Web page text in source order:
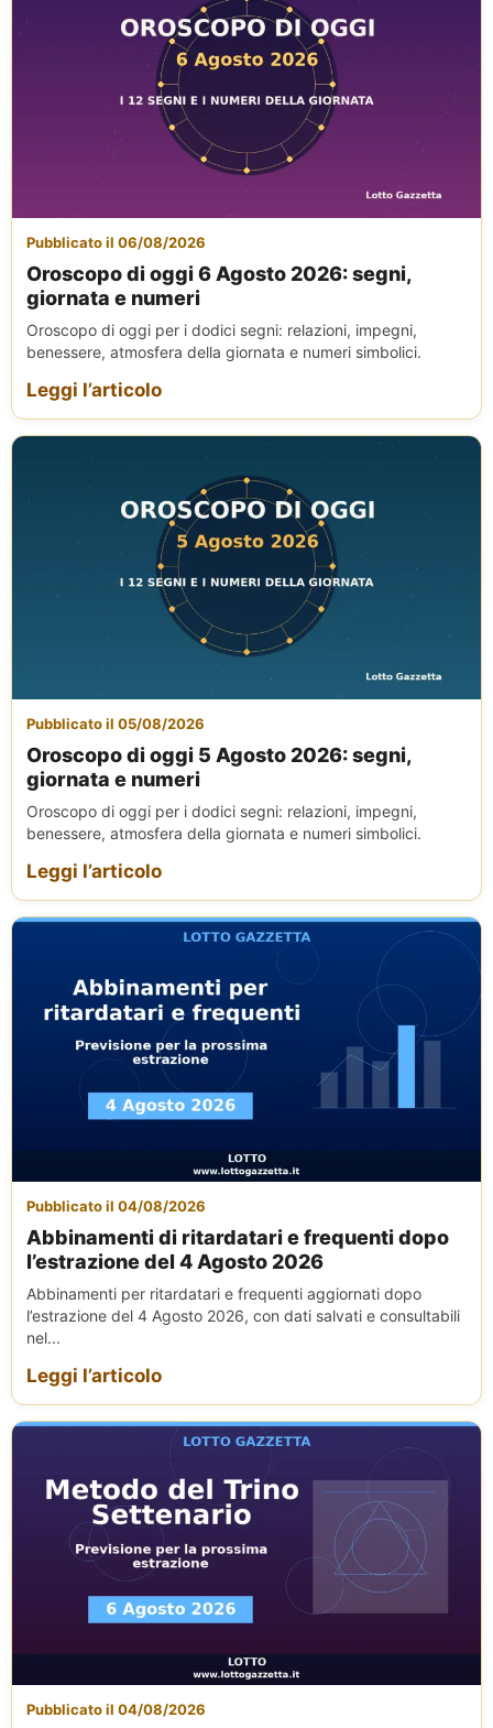
Pubblicato il 06/08/2026
Oroscopo di oggi 6 Agosto 2026: segni,
giornata e numeri
Oroscopo di oggi per i dodici segni: relazioni, impegni,
benessere, atmosfera della giornata e numeri simbolici.
Leggi l’articolo
Pubblicato il 05/08/2026
Oroscopo di oggi 5 Agosto 2026: segni,
giornata e numeri
Oroscopo di oggi per i dodici segni: relazioni, impegni,
benessere, atmosfera della giornata e numeri simbolici.
Leggi l’articolo
Pubblicato il 04/08/2026
Abbinamenti di ritardatari e frequenti dopo
l’estrazione del 4 Agosto 2026
Abbinamenti per ritardatari e frequenti aggiornati dopo
l’estrazione del 4 Agosto 2026, con dati salvati e consultabili
nel...
Leggi l’articolo
Pubblicato il 04/08/2026